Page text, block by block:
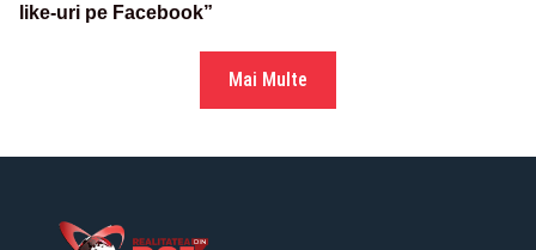
like-uri pe Facebook”
Mai Multe